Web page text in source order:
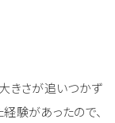
きさが追いつかず
験があったので、